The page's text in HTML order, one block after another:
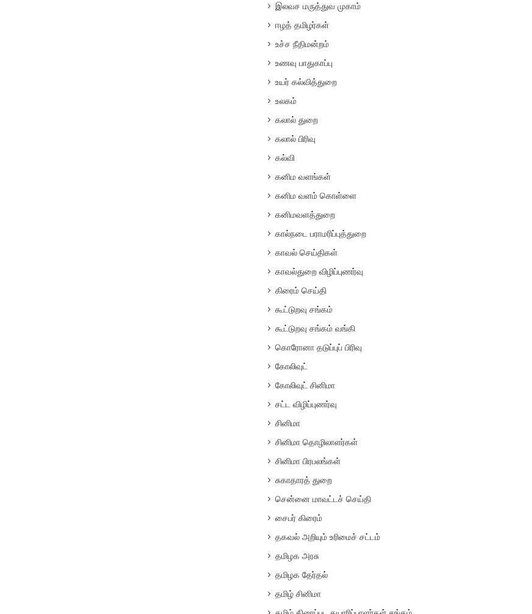
இலவச மருத்துவ முகாம்
ஈழத் தமிழர்கள்
உச்ச நீதிமன்றம்
உணவு பாதுகாப்பு
உயர் கல்வித்துறை
உலகம்
கலால் துறை
கலால் பிரிவு
கல்வி
கனிம வளங்கள்
கனிம வளம் கொள்ளை
கனிமவளத்துறை
கால்நடை பராமரிப்புத்துறை
காவல் செய்திகள்
காவல்துறை விழிப்புணர்வு
கிரைம் செய்தி
கூட்டுறவு சங்கம்
கூட்டுறவு சங்கம் வங்கி
கொரோனா தடுப்புப் பிரிவு
கோலிவுட்
கோலிவுட் சினிமா
சட்ட விழிப்புணர்வு
சினிமா
சினிமா தொழிலாளர்கள்
சினிமா பிரபலங்கள்
சுகாதாரத் துறை
சென்னை மாவட்டச் செய்தி
சைபர் கிரைம்
தகவல் அறியும் உரிமைச் சட்டம்
தமிழக அரசு
தமிழக தேர்தல்
தமிழ் சினிமா